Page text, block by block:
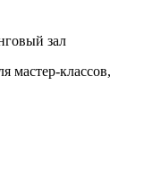
зал
мастер-классов,